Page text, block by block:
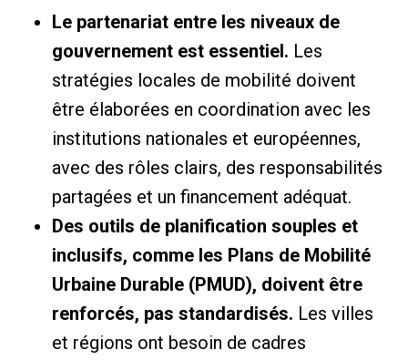
Le partenariat entre les niveaux de
gouvernement est essentiel. Les
stratégies locales de mobilité doivent
être élaborées en coordination avec les
institutions nationales et européennes,
avec des rôles clairs, des responsabilités
partagées et un financement adéquat.
Des outils de planification souples et
inclusifs, comme les Plans de Mobilité
Urbaine Durable (PMUD), doivent être
renforcés, pas standardisés. Les villes
et régions ont besoin de cadres